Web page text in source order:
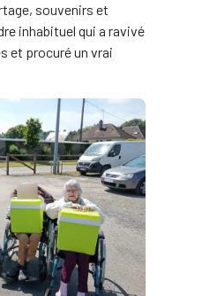
souvenirs et
inhabituel qui a ravivé
et procuré un vrai